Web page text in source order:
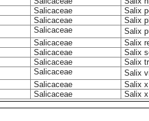
Salicaceae
Salix
Salicaceae
Salix
Salicaceae
Salix
Salicaceae
Salix
Salicaceae
Salix
Salicaceae
Salix
Salicaceae
Salix
Salicaceae
Salix
Salicaceae Salix